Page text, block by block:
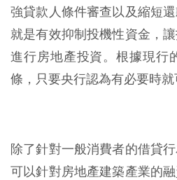
強貸款人條件審查以及縮短
就是有效抑制投機性資金，
進行房地產投資。根據現行
條，只要央行認為有必要時就
除了針對一般消費者的借貸
可以針對房地產建築產業的